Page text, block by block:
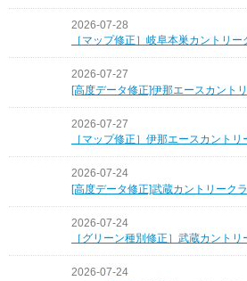
2026-07-28
［マップ修正］岐阜本巣カントリー
2026-07-27
[高度データ修正]伊那エースカント
2026-07-27
［マップ修正］伊那エースカントリ
2026-07-24
[高度データ修正]武蔵カントリーク
2026-07-24
［グリーン種別修正］武蔵カント
2026-07-24